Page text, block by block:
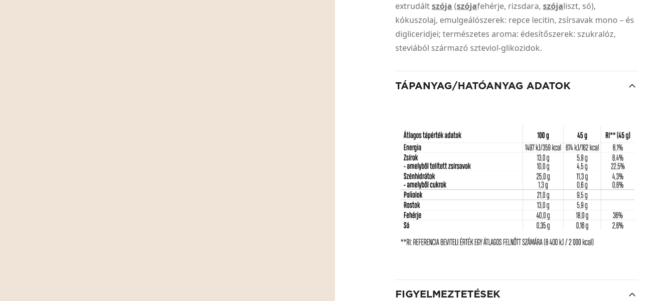
extrudáltszója (szójafehérje, rizsdara,szójaliszt, só),
kókuszolaj, emulgeálószerek: repce lecitin, zsírsavak mono – és
digliceridjei; természetes aroma: édesítőszerek: szukralóz,
steviából származó szteviol-glikozidok.
TÁPANYAG/HATÓANYAG ADATOK
FIGYELMEZTETÉSEK